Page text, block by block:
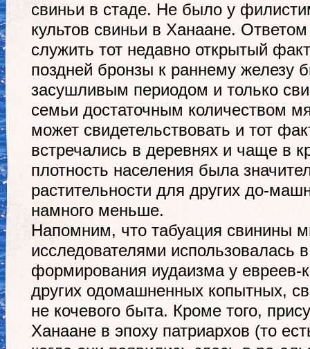
свиньи в стаде. Не было у
культов свиньи в Ханаане.
служить тот недавно открытый
поздней бронзы к раннему железу
засушливым периодом и только
семьи достаточным количеством
может свидетельствовать и тот
встречались в деревнях и чаще в
плотность населения была
растительности для других до-
намного меньше.
Напомним, что табуация свинины
исследователями использовалась
формирования иудаизма у евреев-
других одомашненных копытных,
не кочевого быта. Кроме того,
Ханаане в эпоху патриархов (то